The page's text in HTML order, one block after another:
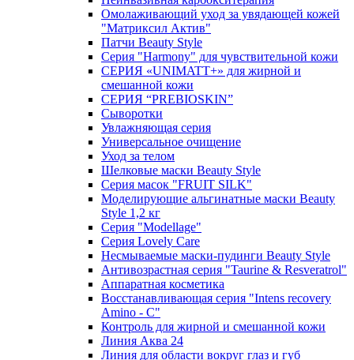
Омолаживающий уход за увядающей кожей
"Матриксил Актив"
Патчи Beauty Style
Серия "Harmony" для чувствительной кожи
СЕРИЯ «UNIMATT+» для жирной и
смешанной кожи
СЕРИЯ “PREBIOSKIN”
Сыворотки
Увлажняющая серия
Универсальное очищение
Уход за телом
Шелковые маски Beauty Style
Серия масок "FRUIT SILK"
Моделирующие альгинатные маски Beauty
Style 1,2 кг
Серия "Modellage"
Cерия Lovely Care
Несмываемые маски-пудинги Beauty Style
Антивозрастная серия "Taurine & Resveratrol"
Аппаратная косметика
Восстанавливающая серия "Intens recovery
Amino - C"
Контроль для жирной и смешанной кожи
Линия Аква 24
Линия для области вокруг глаз и губ